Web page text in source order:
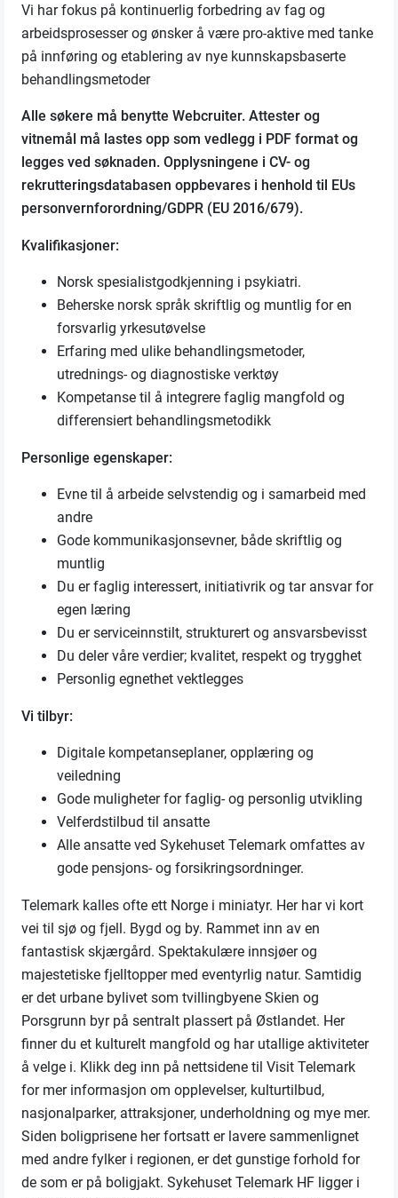
Vi har fokus på kontinuerlig forbedring av fag og
arbeidsprosesser og ønsker å være pro-aktive med tanke
på innføring og etablering av nye kunnskapsbaserte
behandlingsmetoder
Alle søkere må benytte Webcruiter. Attester og
vitnemål må lastes opp som vedlegg i PDF format og
legges ved søknaden. Opplysningene i CV- og
rekrutteringsdatabasen oppbevares i henhold til EUs
personvernforordning/GDPR (EU 2016/679).
Kvalifikasjoner:
Norsk spesialistgodkjenning i psykiatri.
Beherske norsk språk skriftlig og muntlig for en
forsvarlig yrkesutøvelse
Erfaring med ulike behandlingsmetoder,
utrednings- og diagnostiske verktøy
Kompetanse til å integrere faglig mangfold og
differensiert behandlingsmetodikk
Personlige egenskaper:
Evne til å arbeide selvstendig og i samarbeid med
andre
Gode kommunikasjonsevner, både skriftlig og
muntlig
Du er faglig interessert, initiativrik og tar ansvar for
egen læring
Du er serviceinnstilt, strukturert og ansvarsbevisst
Du deler våre verdier; kvalitet, respekt og trygghet
Personlig egnethet vektlegges
Vi tilbyr:
Digitale kompetanseplaner, opplæring og
veiledning
Gode muligheter for faglig- og personlig utvikling
Velferdstilbud til ansatte
Alle ansatte ved Sykehuset Telemark omfattes av
gode pensjons- og forsikringsordninger.
Telemark kalles ofte ett Norge i miniatyr. Her har vi kort
vei til sjø og fjell. Bygd og by. Rammet inn av en
fantastisk skjærgård. Spektakulære innsjøer og
majestetiske fjelltopper med eventyrlig natur. Samtidig
er det urbane bylivet som tvillingbyene Skien og
Porsgrunn byr på sentralt plassert på Østlandet. Her
finner du et kulturelt mangfold og har utallige aktiviteter
å velge i. Klikk deg inn på nettsidene til Visit Telemark
for mer informasjon om opplevelser, kulturtilbud,
nasjonalparker, attraksjoner, underholdning og mye mer.
Siden boligprisene her fortsatt er lavere sammenlignet
med andre fylker i regionen, er det gunstige forhold for
de som er på boligjakt. Sykehuset Telemark HF ligger i